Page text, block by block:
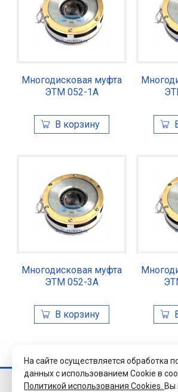
Многодисковая муфта
ЭТМ 052-1А
Многодисковая муфта
ЭТМ 052-3А
© 2026 Завод
На сайте осуществляется обработка
данных с использованием Cookie в
Политикой использования Cookies. Вы